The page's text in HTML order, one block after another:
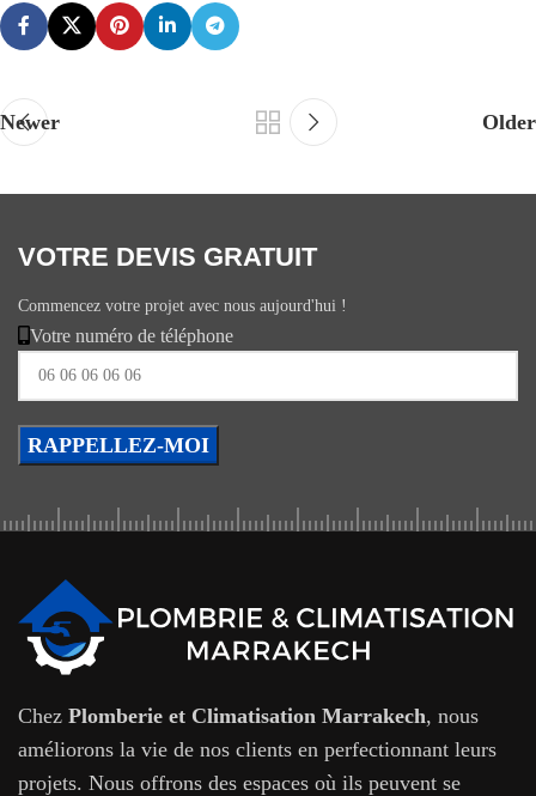
Newer Older
VOTRE DEVIS GRATUIT
Commencez votre projet avec nous aujourd'hui !
Votre numéro de téléphone
Chez Plomberie et Climatisation Marrakech, nous
améliorons la vie de nos clients en perfectionnant leurs
projets. Nous offrons des espaces où ils peuvent se